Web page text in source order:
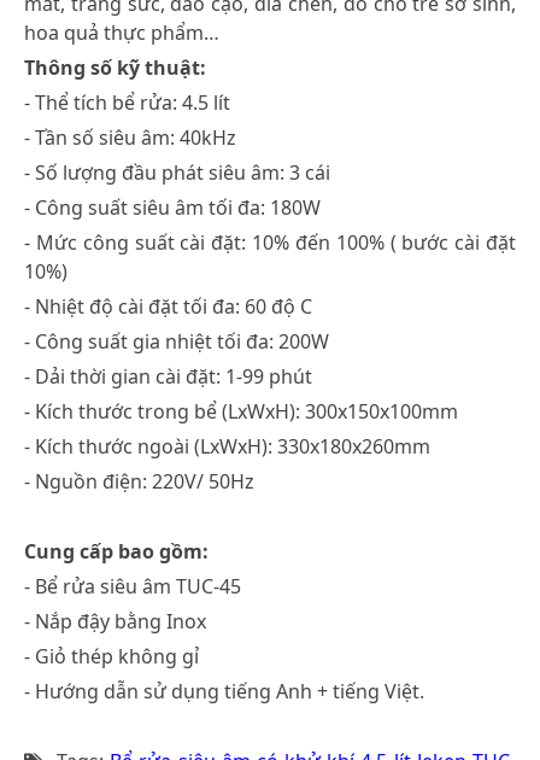
hoa quả thực phẩm…
Thông số kỹ thuật:
- Thể tích bể rửa: 4.5 lít
- Tần số siêu âm: 40kHz
- Số lượng đầu phát siêu âm: 3 cái
- Công suất siêu âm tối đa: 180W
- Mức công suất cài đặt: 10% đến 100% ( bước cài đặt
10%)
- Nhiệt độ cài đặt tối đa: 60 độ C
- Công suất gia nhiệt tối đa: 200W
- Dải thời gian cài đặt: 1-99 phút
- Kích thước trong bể (LxWxH): 300x150x100mm
- Kích thước ngoài (LxWxH): 330x180x260mm
- Nguồn điện: 220V/ 50Hz
Cung cấp bao gồm:
- Bể rửa siêu âm TUC-45
- Nắp đậy bằng Inox
- Giỏ thép không gỉ
- Hướng dẫn sử dụng tiếng Anh + tiếng Việt.